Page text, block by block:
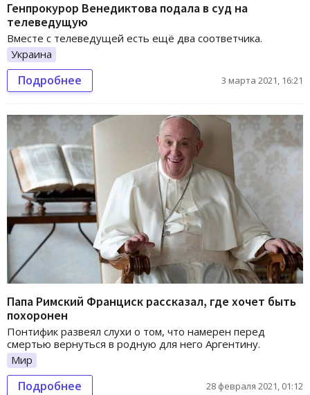
Генпрокурор Венедиктова подала в суд на
телеведущую
Вместе с телеведущей есть ещё два соответчика.
Украина
Подробнее 3 марта 2021, 16:21
Папа Римский Франциск рассказал, где хочет быть
похоронен
Понтифик развеял слухи о том, что намерен перед
смертью вернуться в родную для него Аргентину.
Мир
Подробнее 28 февраля 2021, 01:12